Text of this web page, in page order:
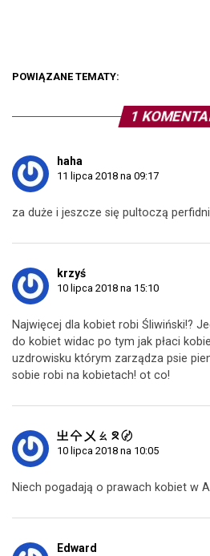
POWIĄZANE TEMATY:
1
haha
11 lipca 2018 na 09:17
za duże i jeszcze się pultoczą
krzyś
10 lipca 2018 na 15:10
Najwięcej dla kobiet robi Śliwiński!?
do kobiet widac po tym jak płaci
uzdrowisku którym zarządza psie
sobie robi na kobietach! ot co!
㞢 㐃 㐅 ㄠ ᘝ 〄
10 lipca 2018 na 10:05
Niech pogadają o prawach kobiet w
Edward